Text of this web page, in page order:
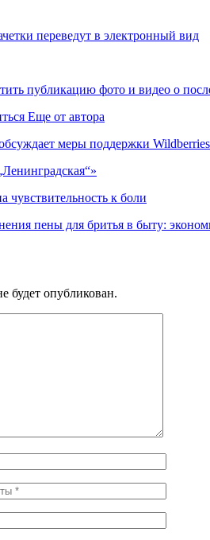
переведут в электронный вид
публикацию фото и видео о
Еще от автора
меры поддержки Wildberries
чувствительность к боли
пены для бритья в быту:
будет опубликован.